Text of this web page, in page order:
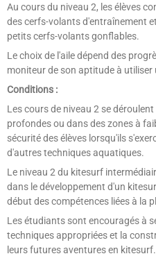
Au cours du niveau 2, les élèves
des cerfs-volants d'entraînement
petits cerfs-volants gonflables.
Le choix de l'aile dépend des
moniteur de son aptitude à utiliser
Conditions :
Les cours de niveau 2 se
profondes ou dans des zones à
sécurité des élèves lorsqu'ils
d'autres techniques aquatiques.
Le niveau 2 du kitesurf
dans le développement d'un
début des compétences liées à la
Les étudiants sont encouragés à
techniques appropriées et la
leurs futures aventures en kitesurf.